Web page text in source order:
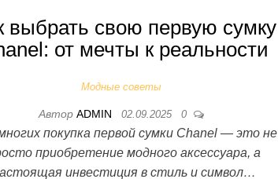
выбрать свою первую сумку
от мечты к реальности
Модные советы
Автор ADMIN 02.09.2025 0
покупка первой сумки Chanel — это не
приобретение модного аксессуара, а
инвестиция в стиль и символ…